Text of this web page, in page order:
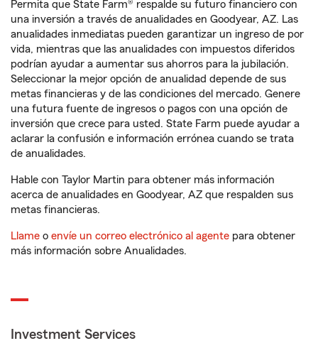
Permita que State Farm® respalde su futuro financiero con
una inversión a través de anualidades en Goodyear, AZ. Las
anualidades inmediatas pueden garantizar un ingreso de por
vida, mientras que las anualidades con impuestos diferidos
podrían ayudar a aumentar sus ahorros para la jubilación.
Seleccionar la mejor opción de anualidad depende de sus
metas financieras y de las condiciones del mercado. Genere
una futura fuente de ingresos o pagos con una opción de
inversión que crece para usted. State Farm puede ayudar a
aclarar la confusión e información errónea cuando se trata
de anualidades.
Hable con Taylor Martin para obtener más información
acerca de anualidades en Goodyear, AZ que respalden sus
metas financieras.
Llame o envíe un correo electrónico al agente para obtener
más información sobre Anualidades.
Investment Services